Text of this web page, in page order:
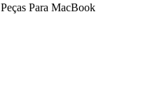
Peças Para MacBook